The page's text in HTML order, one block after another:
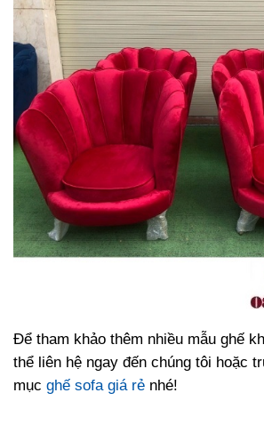
Để tham khảo thêm nhiều mẫu ghế
thể liên hệ ngay đến chúng tôi hoặc
mục ghế sofa giá rẻ nhé!